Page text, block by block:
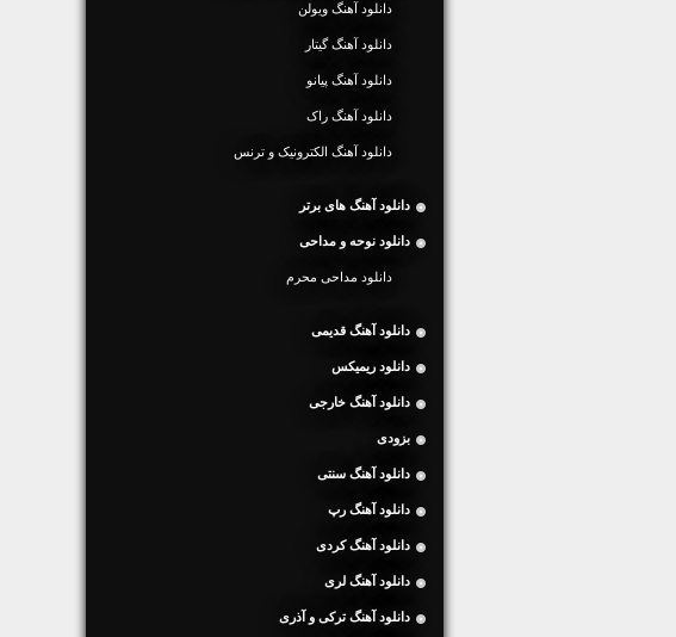
دانلود آهنگ ویولن
دانلود آهنگ گیتار
دانلود آهنگ پیانو
دانلود آهنگ راک
دانلود آهنگ الکترونیک و ترنس
دانلود آهنگ های برتر
دانلود نوحه و مداحی
دانلود مداحی محرم
دانلود آهنگ قدیمی
دانلود ریمیکس
دانلود آهنگ خارجی
بزودی
دانلود آهنگ سنتی
دانلود آهنگ رپ
دانلود آهنگ کردی
دانلود آهنگ لری
دانلود آهنگ ترکی و آذری